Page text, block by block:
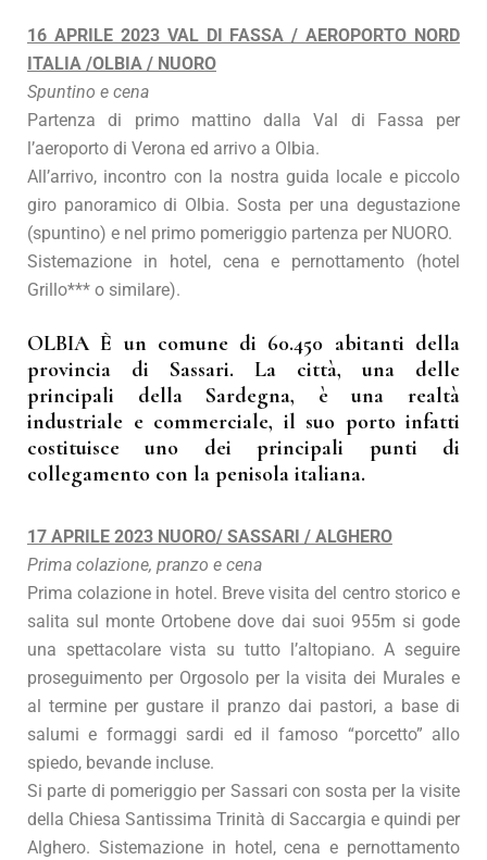
16 APRILE 2023 VAL DI FASSA / AEROPORTO NORD
ITALIA /OLBIA / NUORO
Spuntino e cena
Partenza di primo mattino dalla Val di Fassa per
l’aeroporto di Verona ed arrivo a Olbia.
All’arrivo, incontro con la nostra guida locale e piccolo
giro panoramico di Olbia. Sosta per una degustazione
(spuntino) e nel primo pomeriggio partenza per NUORO.
Sistemazione in hotel, cena e pernottamento (hotel
Grillo*** o similare).
OLBIA È un comune di 60.450 abitanti della
provincia di Sassari. La città, una delle
principali della Sardegna, è una realtà
industriale e commerciale, il suo porto infatti
costituisce uno dei principali punti di
collegamento con la penisola italiana.
17 APRILE 2023 NUORO/ SASSARI / ALGHERO
Prima colazione, pranzo e cena
Prima colazione in hotel. Breve visita del centro storico e
salita sul monte Ortobene dove dai suoi 955m si gode
una spettacolare vista su tutto l’altopiano. A seguire
proseguimento per Orgosolo per la visita dei Murales e
al termine per gustare il pranzo dai pastori, a base di
salumi e formaggi sardi ed il famoso “porcetto” allo
spiedo, bevande incluse.
Si parte di pomeriggio per Sassari con sosta per la visite
della Chiesa Santissima Trinità di Saccargia e quindi per
Alghero. Sistemazione in hotel, cena e pernottamento